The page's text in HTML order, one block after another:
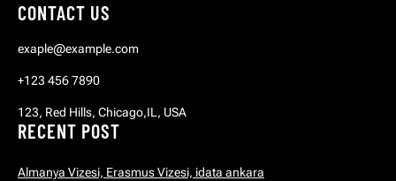
CONTACT US
exaple@example.com
+123 456 7890
123, Red Hills, Chicago,IL, USA
RECENT POST
Almanya Vizesi, Erasmus Vizesi, idata ankara